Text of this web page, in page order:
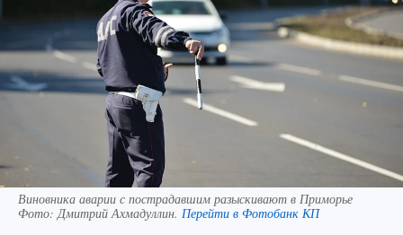
Виновника аварии с пострадавшим разыскивают в Приморье
Фото: Дмитрий Ахмадуллин. Перейти в Фотобанк КП